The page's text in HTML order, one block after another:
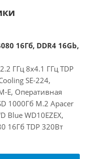
16Гб, DDR4 16Gb,
ГГц 8x4.1 ГГц TDP
SE-224,
E, Оперативная
1000Гб M.2 Apacer
Blue WD10EZEX,
16Гб TDP 320Вт